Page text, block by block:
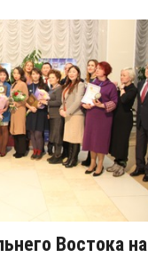
Востока на